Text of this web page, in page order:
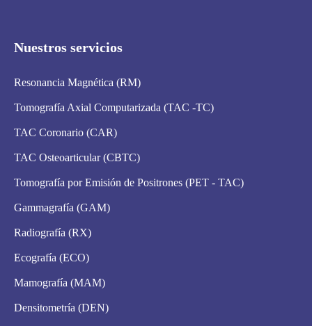
Nuestros servicios
Resonancia Magnética (RM)
Tomografía Axial Computarizada (TAC -TC)
TAC Coronario (CAR)
TAC Osteoarticular (CBTC)
Tomografía por Emisión de Positrones (PET - TAC)
Gammagrafía (GAM)
Radiografía (RX)
Ecografía (ECO)
Mamografía (MAM)
Densitometría (DEN)